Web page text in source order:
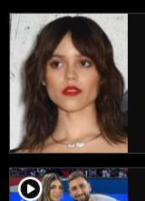
player2